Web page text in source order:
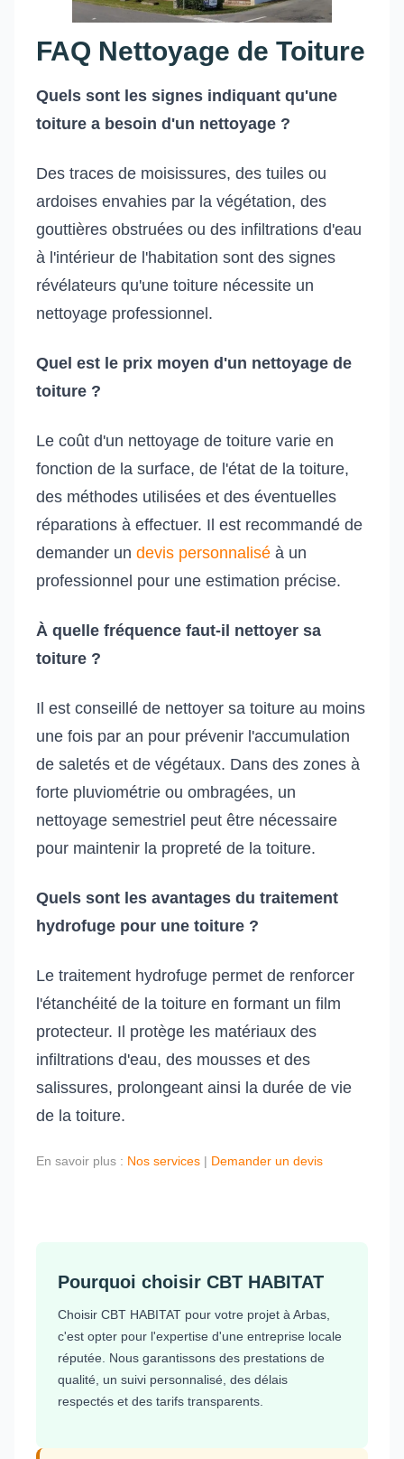
FAQ Nettoyage de Toiture
Quels sont les signes indiquant qu'une
toiture a besoin d'un nettoyage ?
Des traces de moisissures, des tuiles ou
ardoises envahies par la végétation, des
gouttières obstruées ou des infiltrations d'eau
à l'intérieur de l'habitation sont des signes
révélateurs qu'une toiture nécessite un
nettoyage professionnel.
Quel est le prix moyen d'un nettoyage de
toiture ?
Le coût d'un nettoyage de toiture varie en
fonction de la surface, de l'état de la toiture,
des méthodes utilisées et des éventuelles
réparations à effectuer. Il est recommandé de
demander un devis personnalisé à un
professionnel pour une estimation précise.
À quelle fréquence faut-il nettoyer sa
toiture ?
Il est conseillé de nettoyer sa toiture au moins
une fois par an pour prévenir l'accumulation
de saletés et de végétaux. Dans des zones à
forte pluviométrie ou ombragées, un
nettoyage semestriel peut être nécessaire
pour maintenir la propreté de la toiture.
Quels sont les avantages du traitement
hydrofuge pour une toiture ?
Le traitement hydrofuge permet de renforcer
l'étanchéité de la toiture en formant un film
protecteur. Il protège les matériaux des
infiltrations d'eau, des mousses et des
salissures, prolongeant ainsi la durée de vie
de la toiture.
En savoir plus : Nos services | Demander un devis
Pourquoi choisir CBT HABITAT
Choisir CBT HABITAT pour votre projet à Arbas,
c'est opter pour l'expertise d'une entreprise locale
réputée. Nous garantissons des prestations de
qualité, un suivi personnalisé, des délais
respectés et des tarifs transparents.